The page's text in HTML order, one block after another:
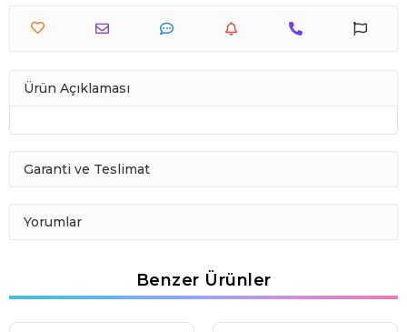
Ürün Açıklaması
Garanti ve Teslimat
Yorumlar
Benzer Ürünler